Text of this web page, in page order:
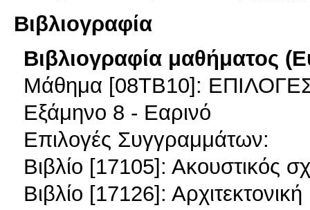
Βιβλιογραφία
Βιβλιογραφία μαθήματος
Μάθημα [08ΤΒ10]:
Εξάμηνο 8 - Εαρινό
Επιλογές Συγγραμμάτων:
Βιβλίο [17105]: Ακουστικός
Βιβλίο [17126]: